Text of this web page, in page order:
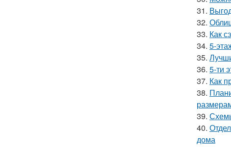
31.
32.
33. Как
34. 5-
35.
36. 5-ти
37. Как
38.
39.
40.
дома